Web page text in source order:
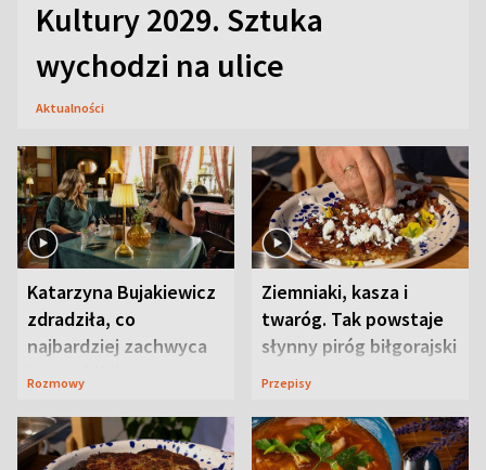
Kultury 2029. Sztuka
wychodzi na ulice
Aktualności
Katarzyna Bujakiewicz
zdradziła, co
najbardziej zachwyca
ją w Lublinie
Rozmowy
Ziemniaki, kasza i
twaróg. Tak powstaje
słynny piróg biłgorajski
Przepisy